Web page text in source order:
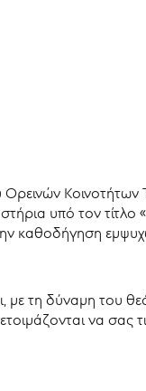
Κοινοτήτων
υπό τον τίτλο
καθοδήγηση
τη δύναμη του
να σας